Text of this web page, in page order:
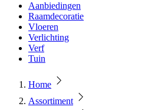
Aanbiedingen
Raamdecoratie
Vloeren
Verlichting
Verf
Tuin
Home
Assortiment